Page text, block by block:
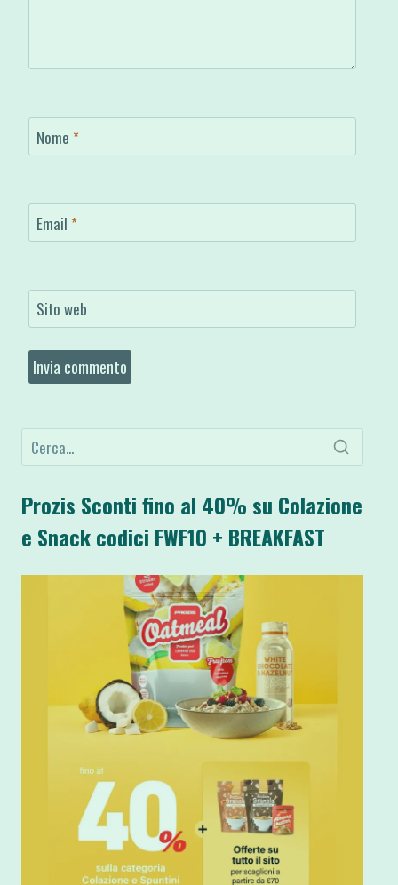
Nome *
Email *
Sito web
Prozis Sconti fino al 40% su Colazione
e Snack codici FWF10 + BREAKFAST